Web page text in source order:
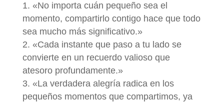
«No importa cuán pequeño sea el
momento, compartirlo contigo hace que todo
sea mucho más significativo.»
«Cada instante que paso a tu lado se
convierte en un recuerdo valioso que
atesoro profundamente.»
«La verdadera alegría radica en los
pequeños momentos que compartimos, ya